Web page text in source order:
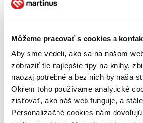
Môžeme pracovať s cookies a
Aby sme vedeli, ako sa na našom
zobraziť tie najlepšie tipy na knihy,
naozaj potrebné a bez nich by naša
Okrem toho používame analytické
zisťovať, ako náš web funguje, a
Personalizačné cookies nám
Vložiť do košíka